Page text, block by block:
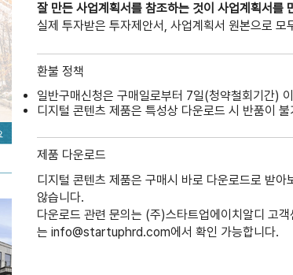
잘 만든 사업계획서를 참조하는 것이 사업계획서를
실제 투자받은 투자제안서, 사업계획서 원본으로 모
환불 정책
일반구매신청은 구매일로부터 7일(청약철회기간)
디지털 콘텐츠 제품은 특성상 다운로드 시 반품이 불
제품 다운로드
디지털 콘텐츠 제품은 구매시 바로 다운로드로 받아
않습니다.
다운로드 관련 문의는 (주)스타트업에이치알디 고
는 info@startuphrd.com에서 확인 가능합니다.